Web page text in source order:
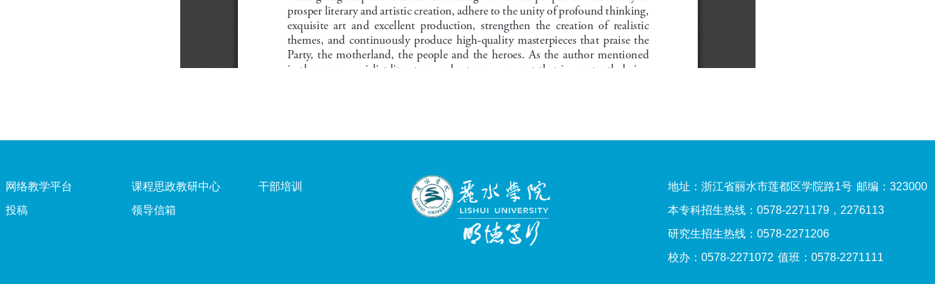
网络教学平台 课程思政教研中心
干部培训
投稿
领导信箱
地址：浙江省丽水市莲都区学院路1号 邮编：323000
本专科招生热线：0578-2271179，2276113
研究生招生热线：0578-2271206
校办：0578-2271072 值班：0578-2271111